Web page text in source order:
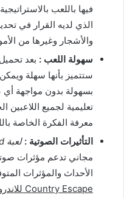
فيها باللعب
الذي لديه القرار في
والأشجار وغيرها من
سهولة اللعب :
ستتميز بأنها سهلة
بسهولة بدون مواجهة
تعليمية لجميع اللاعبين
معرفة الفكرة الخاصة
التأثيرات الصوتية : لعبة FarmVille 2 Apk Mod مهكرة
مجاني تدعم مؤثرات
الأحداث والمؤثرات
Country Escape للاندرويد